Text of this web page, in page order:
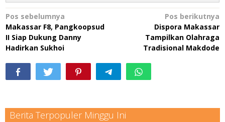
Navigasi
pos
Pos sebelumnya
Makassar F8, Pangkoopsud
II Siap Dukung Danny
Hadirkan Sukhoi
Pos berikutnya
Dispora Makassar
Tampilkan Olahraga
Tradisional Makdode
Berita Terpopuler Minggu Ini